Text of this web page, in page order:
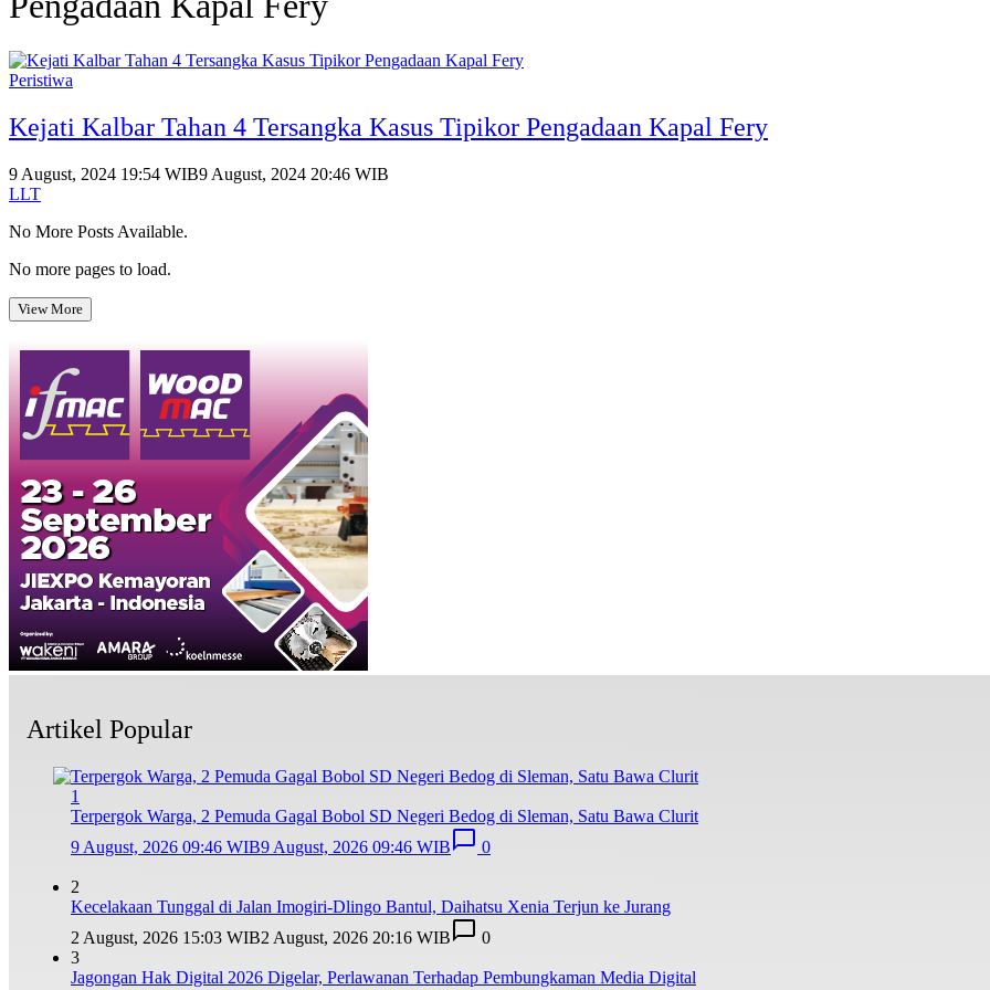
Peristiwa
Kejati Kalbar Tahan 4 Tersangka Kasus Tipikor Pengadaan Kapal Fery
9 August, 2024 19:54 WIB9 August, 2024 20:46 WIB
LLT
No More Posts Available.
No more pages to load.
View More
Artikel Popular
1
Terpergok Warga, 2 Pemuda Gagal Bobol SD Negeri Bedog di Sleman, Satu Bawa Clurit
9 August, 2026 09:46 WIB9 August, 2026 09:46 WIB 0
2
Kecelakaan Tunggal di Jalan Imogiri-Dlingo Bantul, Daihatsu Xenia Terjun ke Jurang
2 August, 2026 15:03 WIB2 August, 2026 20:16 WIB
0
3
Jagongan Hak Digital 2026 Digelar, Perlawanan Terhadap Pembungkaman Media Digital